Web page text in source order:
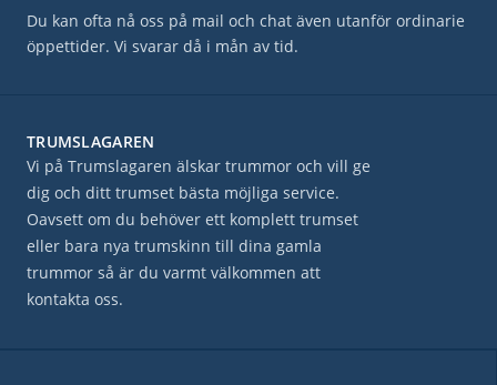
Du kan ofta nå oss på mail och chat även utanför ordinarie
öppettider. Vi svarar då i mån av tid.
TRUMSLAGAREN
Vi på Trumslagaren älskar trummor och vill ge
dig och ditt trumset bästa möjliga service.
Oavsett om du behöver ett komplett trumset
eller bara nya trumskinn till dina gamla
trummor så är du varmt välkommen att
kontakta oss.